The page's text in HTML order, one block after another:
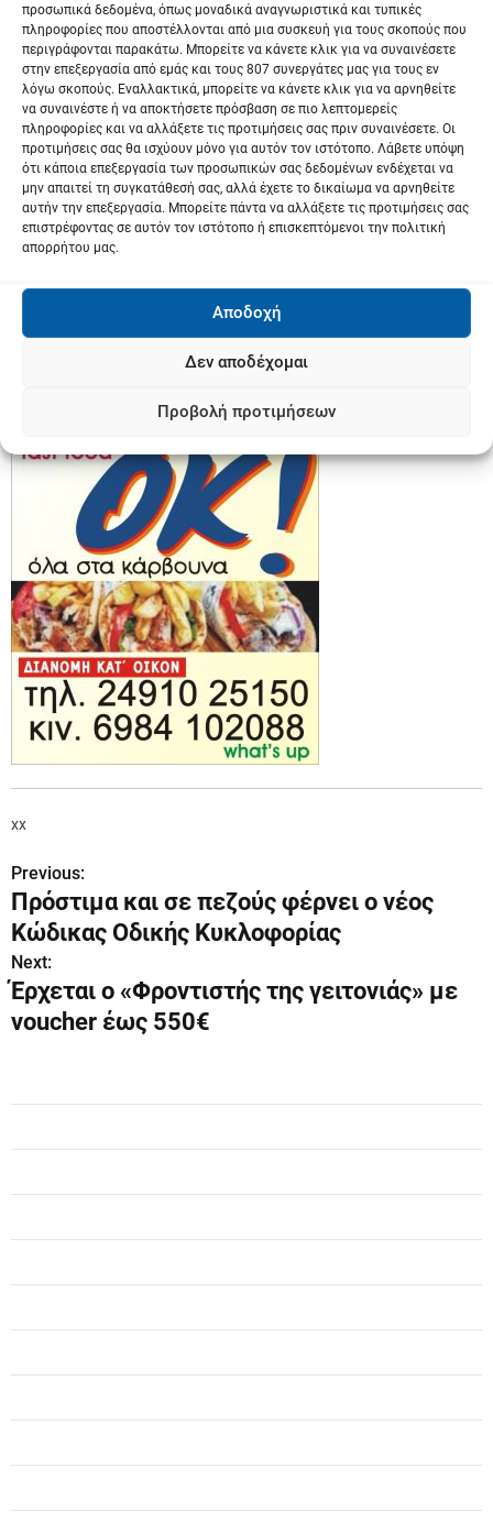
προσωπικά δεδομένα, όπως μοναδικά αναγνωριστικά και τυπικές
πληροφορίες που αποστέλλονται από μια συσκευή για τους σκοπούς που
περιγράφονται παρακάτω. Μπορείτε να κάνετε κλικ για να συναινέσετε
στην επεξεργασία από εμάς και τους 807 συνεργάτες μας για τους εν
λόγω σκοπούς. Εναλλακτικά, μπορείτε να κάνετε κλικ για να αρνηθείτε
να συναινέστε ή να αποκτήσετε πρόσβαση σε πιο λεπτομερείς
πληροφορίες και να αλλάξετε τις προτιμήσεις σας πριν συναινέσετε. Οι
προτιμήσεις σας θα ισχύουν μόνο για αυτόν τον ιστότοπο. Λάβετε υπόψη
ότι κάποια επεξεργασία των προσωπικών σας δεδομένων ενδέχεται να
μην απαιτεί τη συγκατάθεσή σας, αλλά έχετε το δικαίωμα να αρνηθείτε
αυτήν την επεξεργασία. Μπορείτε πάντα να αλλάξετε τις προτιμήσεις σας
επιστρέφοντας σε αυτόν τον ιστότοπο ή επισκεπτόμενοι την πολιτική
απορρήτου μας.
Αποδοχή
Δεν αποδέχομαι
Προβολή προτιμήσεων
από συσκευές που ενδέχεται να προκαλέσουν ηλεκτρικές
παρεμβολές και τουλάχιστον 1,5 μέτρα από το φούρνο
μικροκυμάτων σας.
xx
Π
λ
ο
ή
ρ
ω
ν
Previous:
Πρόστιμα και σε πεζούς φέρνει ο νέος
Κώδικας Οδικής Κυκλοφορίας
Next:
Έρχεται ο «Φροντιστής της γειτονιάς» με
voucher έως 550€